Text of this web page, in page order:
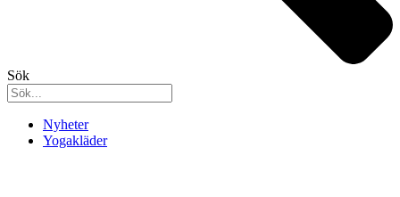
Sök
Nyheter
Yogakläder